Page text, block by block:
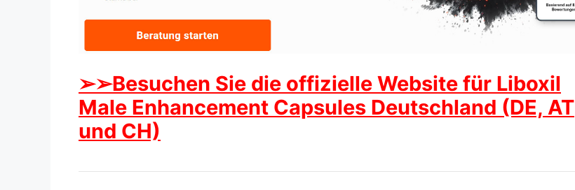
➢➢Besuchen Sie die offizielle Website für Liboxil
Male Enhancement Capsules Deutschland (DE, AT
und CH)